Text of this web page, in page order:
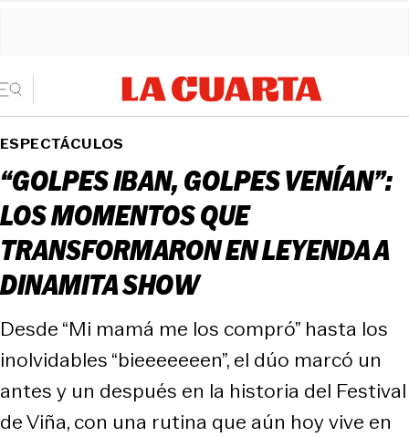
ESPECTÁCULOS
“GOLPES IBAN, GOLPES VENÍAN”:
LOS MOMENTOS QUE
TRANSFORMARON EN LEYENDA A
DINAMITA SHOW
Desde “Mi mamá me los compró” hasta los
inolvidables “bieeeeeeen”, el dúo marcó un
antes y un después en la historia del Festival
de Viña, con una rutina que aún hoy vive en